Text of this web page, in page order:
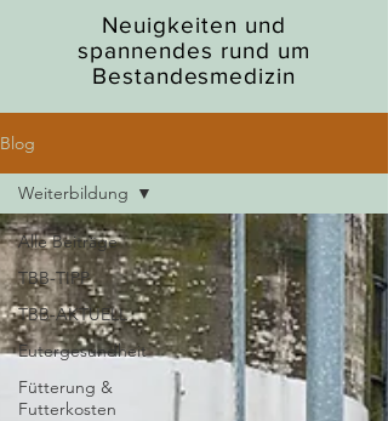
Neuigkeiten und
spannendes rund um
Bestandesmedizin
Blog
Alle Beiträge
TBB-TIPP
TBB-AKTUELL
Eutergesundheit
Fütterung &
Futterkosten
Weiterbildung